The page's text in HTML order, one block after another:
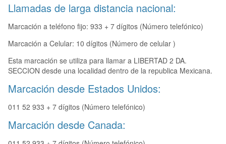
Llamadas de larga distancia nacional:
Marcación a teléfono fijo: 933 + 7 dígitos (Número telefónico)
Marcación a Celular: 10 dígitos (Número de celular )
Esta marcación se utiliza para llamar a LIBERTAD 2 DA.
SECCION desde una localidad dentro de la republica Mexicana.
Marcación desde Estados Unidos:
011 52 933 + 7 dígitos (Número telefónico)
Marcación desde Canada: